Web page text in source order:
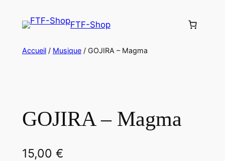
FTF-Shop
Accueil/ Musique/ GOJIRA – Magma
GOJIRA – Magma
15,00 €